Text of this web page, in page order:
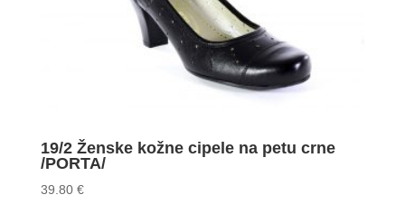
19/2 Ženske kožne cipele na petu crne
/PORTA/
39.80 €